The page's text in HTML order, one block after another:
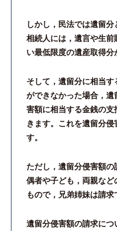
スタッフインタビュー
カウンセリング
法律相談継続サポートプラン
よくあるご質問
リモート相談
お知らせ
弁護士ブログ
法律相談コラム
しかし，民法では遺留
相続人には，遺言や生
い最低限度の遺産取得分
そして，遺留分に相当す
ができなかった場合，
害額に相当する金銭の
きます。これを遺留分侵
す。
ただし，遺留分侵害額
偶者や子ども，両親な
もので，兄弟姉妹は請求
遺留分侵害額の請求に